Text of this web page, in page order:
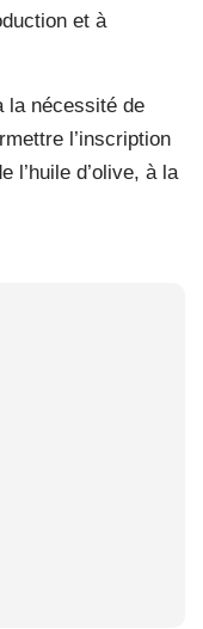
et à
la nécessité de
l’inscription
l’huile d’olive, à la